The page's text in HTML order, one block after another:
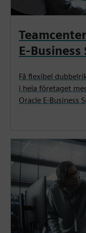
E-Business
Få flexibel
i hela företaget
Oracle E-Business